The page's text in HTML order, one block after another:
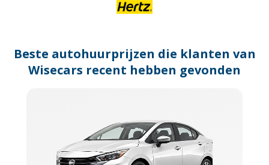
dates.
Beste autohuurprijzen die klanten van
Wisecars recent hebben gevonden